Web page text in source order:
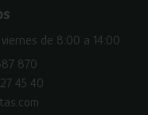
de 8:00 a 14:00
870
45 40